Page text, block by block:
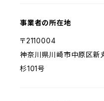
事業者の所在地
〒2110004
神奈川県川崎市中原区
杉101号